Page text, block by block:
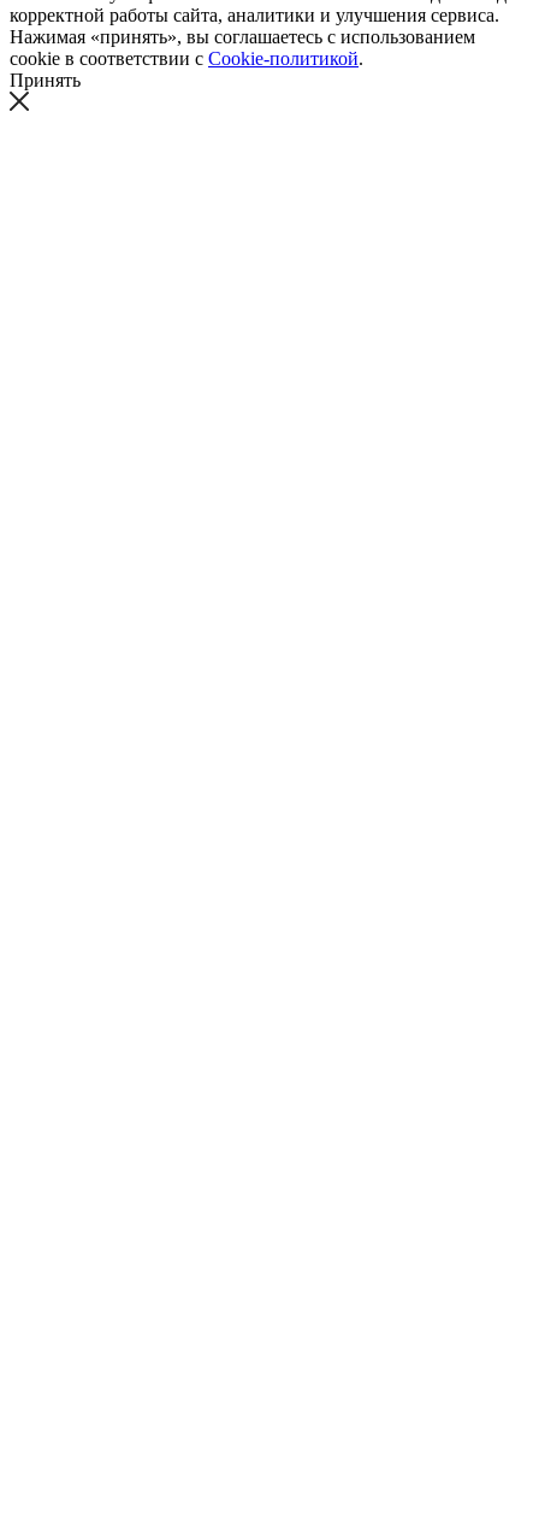
корректной работы сайта, аналитики и улучшения сервиса.
Нажимая «принять», вы соглашаетесь с использованием
cookie в соответствии с Cookie-политикой.
Принять